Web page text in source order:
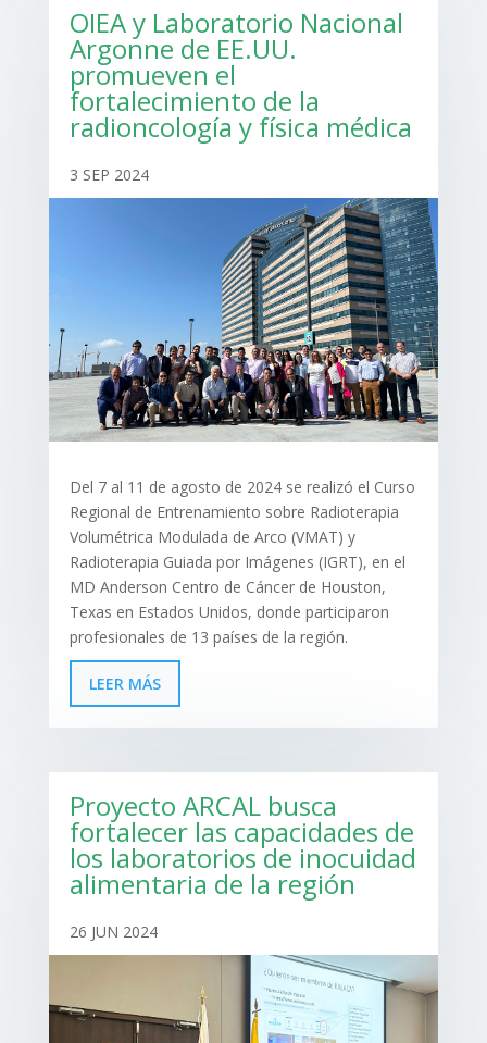
OIEA y Laboratorio Nacional
Argonne de EE.UU.
promueven el
fortalecimiento de la
radioncología y física médica
3 SEP 2024
Del 7 al 11 de agosto de 2024 se realizó el Curso
Regional de Entrenamiento sobre Radioterapia
Volumétrica Modulada de Arco (VMAT) y
Radioterapia Guiada por Imágenes (IGRT), en el
MD Anderson Centro de Cáncer de Houston,
Texas en Estados Unidos, donde participaron
profesionales de 13 países de la región.
LEER MÁS
Proyecto ARCAL busca
fortalecer las capacidades de
los laboratorios de inocuidad
alimentaria de la región
26 JUN 2024